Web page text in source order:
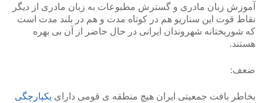
آموزش زبان مادری و گسترش مطبوعات به زبان مادری از دیگر
نقاط قوت این سناریو هم در کوتاه مدت و هم در بلند مدت است
که شوربختانه شهروندان ایرانی در حال حاضر از آن بی بهره
هستند.
ضعف:
بخاطر بافت جمعیتی ایران هیچ منطقه ی قومی دارای یکپارچگی